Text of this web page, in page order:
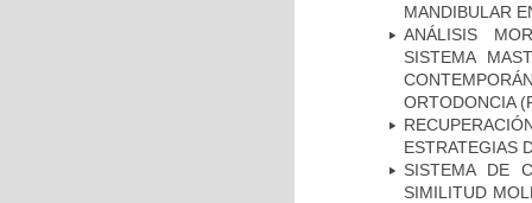
MANDIBULAR
ANÁLISIS
SISTEMA
ORTODONCIA
ESTRATEGIAS
SISTEMA DE
SIMILITUD